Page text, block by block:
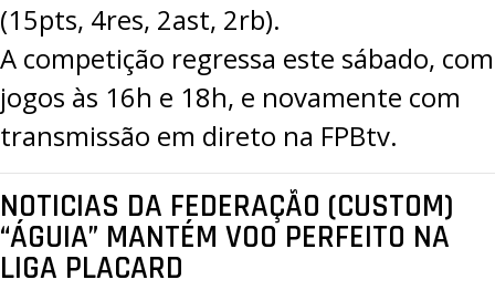
(15pts, 4res, 2ast, 2rb).
A competição regressa este sábado, com
jogos às 16h e 18h, e novamente com
transmissão em direto na FPBtv.
NOTICIAS DA FEDERAÇÃO (CUSTOM)
“ÁGUIA” MANTÉM VOO PERFEITO NA
LIGA PLACARD